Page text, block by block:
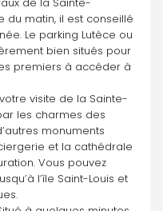
du matin, il est conseillé
Le parking Lutèce ou
bien situés pour
premiers à accéder à
visite de la Sainte-
les charmes des
monuments
et la cathédrale
Vous pouvez
l’île Saint-Louis et